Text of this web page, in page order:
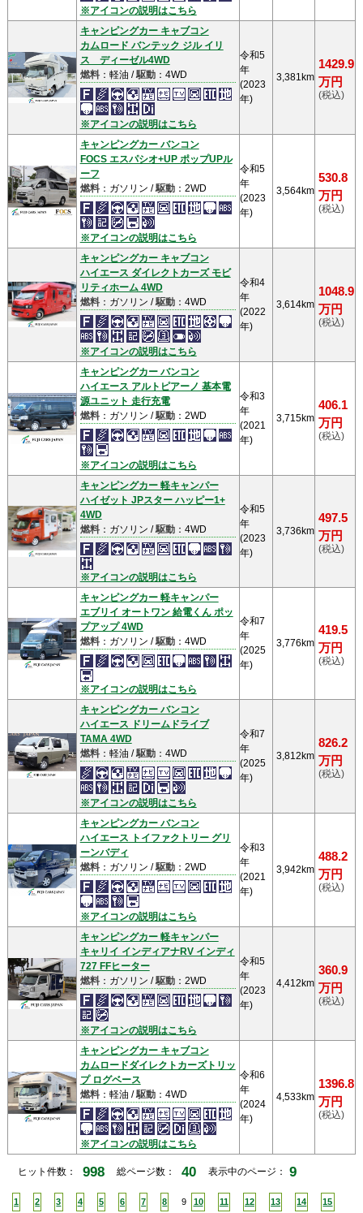
※アイコンの説明はこちら
キャンピングカー キャブコン
カムロード バンテック ジル イリ
ス ディーゼル4WD
燃料：軽油 /駆動：4WD
※アイコンの説明はこちら
令和5
年
(2023
年)
3,381km
1429.9
万円
(税込)
キャンピングカー バンコン
FOCS エスパシオ+UP ポップUPル
ーフ
燃料：ガソリン /駆動：2WD
※アイコンの説明はこちら
令和5
年
(2023
年)
3,564km
530.8
万円
(税込)
キャンピングカー キャブコン
ハイエース ダイレクトカーズ モビ
リティホーム 4WD
燃料：ガソリン /駆動：4WD
※アイコンの説明はこちら
令和4
年
(2022
年)
3,614km
1048.9
万円
(税込)
キャンピングカー バンコン
ハイエース アルトピアーノ 基本電
源ユニット 走行充電
燃料：ガソリン /駆動：2WD
※アイコンの説明はこちら
令和3
年
(2021
年)
3,715km
406.1
万円
(税込)
キャンピングカー 軽キャンパー
ハイゼット JPスター ハッピー1+
4WD
燃料：ガソリン /駆動：4WD
※アイコンの説明はこちら
令和5
年
(2023
年)
3,736km
497.5
万円
(税込)
キャンピングカー 軽キャンパー
エブリイ オートワン 給電くん ポッ
プアップ 4WD
燃料：ガソリン /駆動：4WD
※アイコンの説明はこちら
令和7
年
(2025
年)
3,776km
419.5
万円
(税込)
キャンピングカー バンコン
ハイエース ドリームドライブ
TAMA 4WD
燃料：軽油 /駆動：4WD
※アイコンの説明はこちら
令和7
年
(2025
年)
3,812km
826.2
万円
(税込)
キャンピングカー バンコン
ハイエース トイファクトリー グリ
ーンバディ
燃料：ガソリン /駆動：2WD
※アイコンの説明はこちら
令和3
年
(2021
年)
3,942km
488.2
万円
(税込)
キャンピングカー 軽キャンパー
キャリイ インディアナRV インディ
727 FFヒーター
燃料：ガソリン /駆動：2WD
※アイコンの説明はこちら
令和5
年
(2023
年)
4,412km
360.9
万円
(税込)
キャンピングカー キャブコン
カムロードダイレクトカーズトリッ
プ ログベース
燃料：軽油 /駆動：4WD
※アイコンの説明はこちら
令和6
年
(2024
年)
4,533km
1396.8
万円
(税込)
ヒット件数： 998 総ページ数： 40 表示中のページ： 9
1 2 3 4 5 6 7 8 9 10 11 12 13 14 15